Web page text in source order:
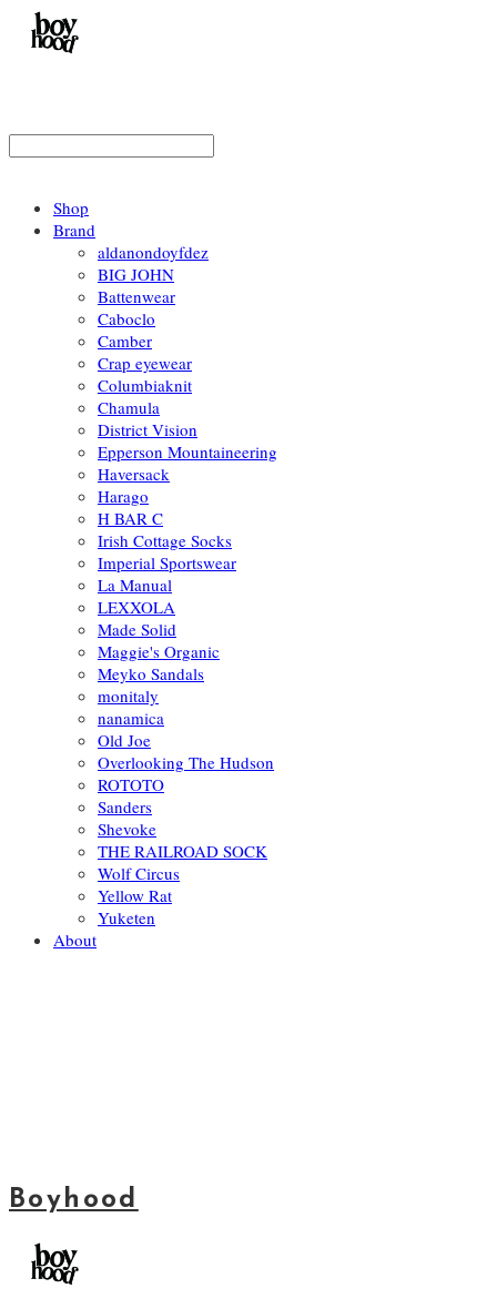
Shop
Brand
aldanondoyfdez
BIG JOHN
Battenwear
Caboclo
Camber
Crap eyewear
Columbiaknit
Chamula
District Vision
Epperson Mountaineering
Haversack
Harago
H BAR C
Irish Cottage Socks
Imperial Sportswear
La Manual
LEXXOLA
Made Solid
Maggie's Organic
Meyko Sandals
monitaly
nanamica
Old Joe
Overlooking The Hudson
ROTOTO
Sanders
Shevoke
THE RAILROAD SOCK
Wolf Circus
Yellow Rat
Yuketen
About
Boyhood